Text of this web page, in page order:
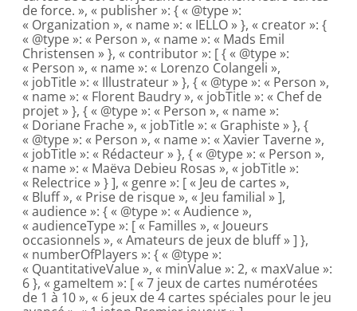
de force. », « publisher »: { « @type »:
« Organization », « name »: « IELLO » }, « creator »: {
« @type »: « Person », « name »: « Mads Emil
Christensen » }, « contributor »: [ { « @type »:
« Person », « name »: « Lorenzo Colangeli »,
« jobTitle »: « Illustrateur » }, { « @type »: « Person »,
« name »: « Florent Baudry », « jobTitle »: « Chef de
projet » }, { « @type »: « Person », « name »:
« Doriane Frache », « jobTitle »: « Graphiste » }, {
« @type »: « Person », « name »: « Xavier Taverne »,
« jobTitle »: « Rédacteur » }, { « @type »: « Person »,
« name »: « Maëva Debieu Rosas », « jobTitle »:
« Relectrice » } ], « genre »: [ « Jeu de cartes »,
« Bluff », « Prise de risque », « Jeu familial » ],
« audience »: { « @type »: « Audience »,
« audienceType »: [ « Familles », « Joueurs
occasionnels », « Amateurs de jeux de bluff » ] },
« numberOfPlayers »: { « @type »:
« QuantitativeValue », « minValue »: 2, « maxValue »:
6 }, « gameItem »: [ « 7 jeux de cartes numérotées
de 1 à 10 », « 6 jeux de 4 cartes spéciales pour le jeu